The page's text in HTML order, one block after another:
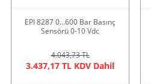
EPI 8287 0…600 Bar Basınç
Sensörü 0-10 Vdc
4.043,73 TL
3.437,17 TL KDV Dahil